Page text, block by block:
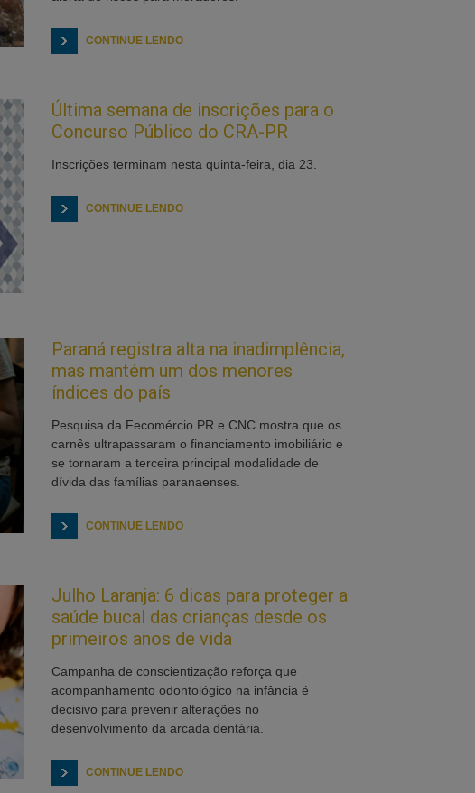
CONTINUE LENDO
Última semana de inscrições para o
Concurso Público do CRA-PR
Inscrições terminam nesta quinta-feira, dia 23.
CONTINUE LENDO
Paraná registra alta na inadimplência,
mas mantém um dos menores
índices do país
Pesquisa da Fecomércio PR e CNC mostra que os
carnês ultrapassaram o financiamento imobiliário e
se tornaram a terceira principal modalidade de
dívida das famílias paranaenses.
CONTINUE LENDO
Julho Laranja: 6 dicas para proteger a
saúde bucal das crianças desde os
primeiros anos de vida
Campanha de conscientização reforça que
acompanhamento odontológico na infância é
decisivo para prevenir alterações no
desenvolvimento da arcada dentária.
CONTINUE LENDO